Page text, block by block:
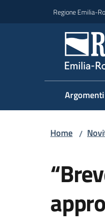
Regione Emilia-
Argomenti
Home /